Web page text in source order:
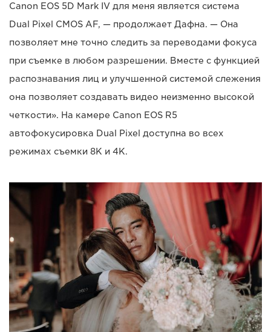
Canon EOS 5D Mark IV для меня является система
Dual Pixel CMOS AF, — продолжает Дафна. — Она
позволяет мне точно следить за переводами фокуса
при съемке в любом разрешении. Вместе с функцией
распознавания лиц и улучшенной системой слежения
она позволяет создавать видео неизменно высокой
четкости». На камере Canon EOS R5
автофокусировка Dual Pixel доступна во всех
режимах съемки 8K и 4K.